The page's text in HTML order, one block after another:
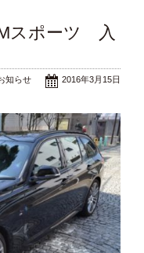
スポーツ 入
2016年3月15日
知らせ